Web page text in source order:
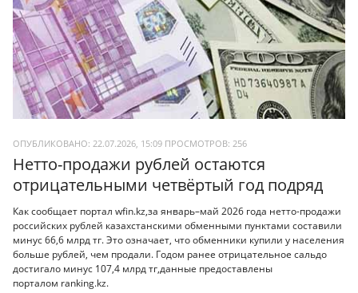
ОПУБЛИКОВАНО: 22.07.2026, 15:09 ПРОСМОТРОВ: 256
Нетто-продажи рублей остаются
отрицательными четвёртый год подряд
Как сообщает портал wfin.kz,за январь–май 2026 года нетто-продажи
российских рублей казахстанскими обменными пунктами составили
минус 66,6 млрд тг. Это означает, что обменники купили у населения
больше рублей, чем продали. Годом ранее отрицательное сальдо
достигало минус 107,4 млрд тг,данные предоставлены
порталом ranking.kz.